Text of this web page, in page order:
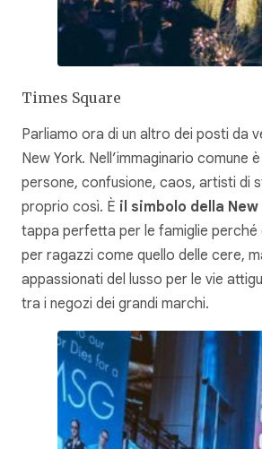
Times Square
Parliamo ora di un altro dei posti da
New York. Nell’immaginario comune
persone, confusione, caos, artisti di
proprio così. È il simbolo della
tappa perfetta per le famiglie perché
per ragazzi come quello delle cere,
appassionati del lusso per le vie
tra i negozi dei grandi marchi.